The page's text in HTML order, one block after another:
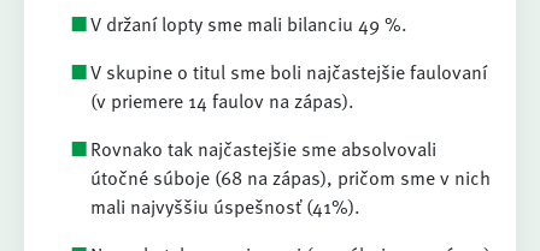
V držaní lopty sme mali bilanciu 49 %.
V skupine o titul sme boli najčastejšie faulovaní
(v priemere 14 faulov na zápas).
Rovnako tak najčastejšie sme absolvovali
útočné súboje (68 na zápas), pričom sme v nich
mali najvyššiu úspešnosť (41%).